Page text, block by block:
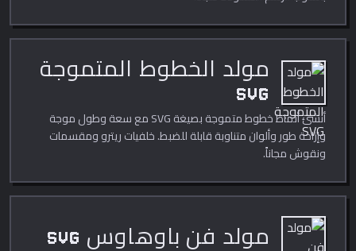
مولد الخطوط المتموجة
SVG
أنشئ أنماط خطوط متموجة بصيغة SVG مع سعة وطول موجة
وإزاحة طور وألوان متناوبة قابلة للضبط. خلفيات ريترو ومقسمات
ونقوش مجاناً.
مولد فن باوهاوس SVG